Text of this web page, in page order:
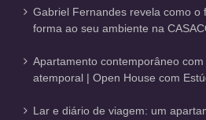
Gabriel Fernandes revela como o
forma ao seu ambiente na
Apartamento contemporâneo
atemporal | Open House com
Lar e diário de viagem: um